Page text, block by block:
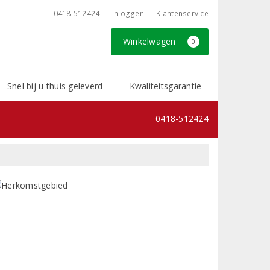
0418-512424 Inloggen Klantenservice
Winkelwagen 0
Snel bij u thuis geleverd Kwaliteitsgarantie
0418-512424